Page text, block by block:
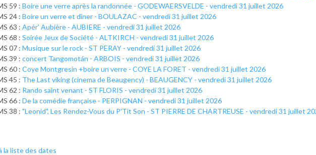
59 :Boire une verre après la randonnée - GODEWAERSVELDE - vendredi 31 juillet 2026
24 :Boire un verre et dîner - BOULAZAC - vendredi 31 juillet 2026
63 :Apér' Aubière - AUBIERE - vendredi 31 juillet 2026
68 :Soirée Jeux de Société - ALTKIRCH - vendredi 31 juillet 2026
07 :Musique sur le rock - ST PERAY - vendredi 31 juillet 2026
39 :concert Tangomotán - ARBOIS - vendredi 31 juillet 2026
60 :Coye Montgresin +boire un verre - COYE LA FORET - vendredi 31 juillet 2026
45 : The Last viking (cinema de Beaugency) - BEAUGENCY - vendredi 31 juillet 2026
62 : Rando saint venant - ST FLORIS - vendredi 31 juillet 2026
66 :De la comédie française - PERPIGNAN - vendredi 31 juillet 2026
38 :"Leonid", Les Rendez-Vous du P'Tit Son - ST PIERRE DE CHARTREUSE - vendredi 31 juillet
la liste des dates